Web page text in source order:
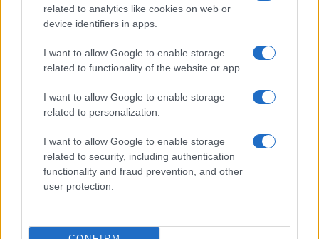
related to analytics like cookies on web or
device identifiers in apps.
I want to allow Google to enable storage
related to functionality of the website or app.
I want to allow Google to enable storage
related to personalization.
I want to allow Google to enable storage
related to security, including authentication
functionality and fraud prevention, and other
user protection.